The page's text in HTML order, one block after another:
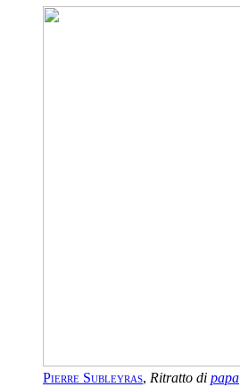
Pierre Subleyras, Ritratto di papa